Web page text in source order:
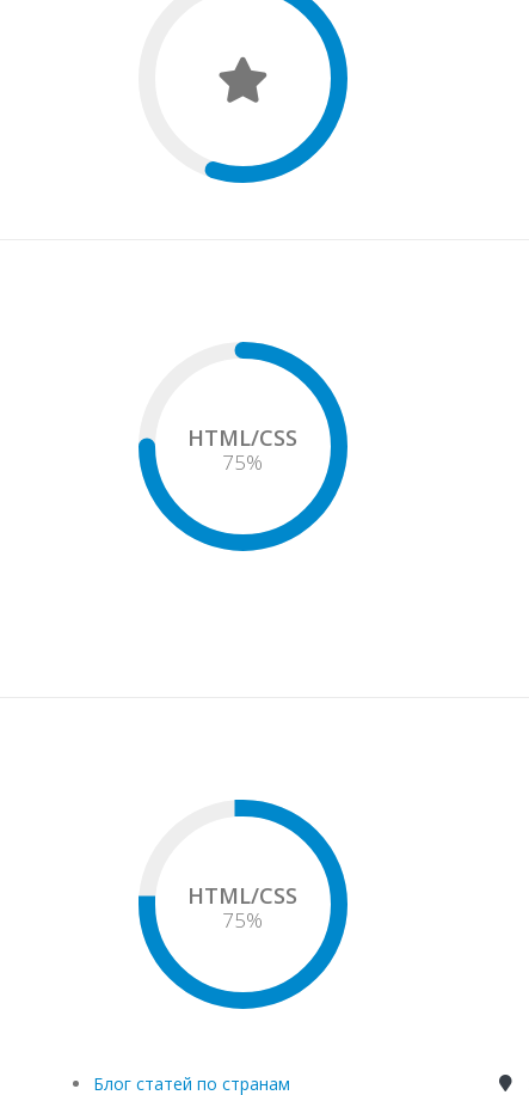
HTML/CSS
75%
HTML/CSS
75%
Блог статей по странам